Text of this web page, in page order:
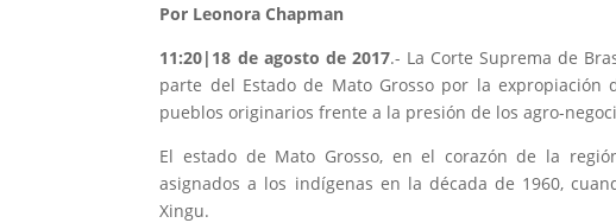
Por Leonora Chapman
11:20|18 de agosto de 2017.- La Corte Suprema de
parte del Estado de Mato Grosso por la
pueblos originarios frente a la presión de los agro-
El estado de Mato Grosso, en el corazón de la
asignados a los indígenas en la década de 1960,
Xingu.